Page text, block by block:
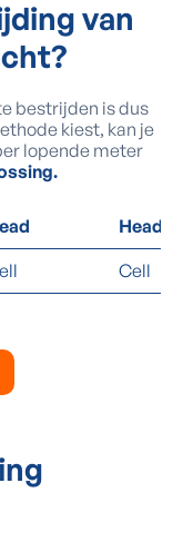
van
bestrijden is dus
kiest, kan je
lopende meter
Head
Cell